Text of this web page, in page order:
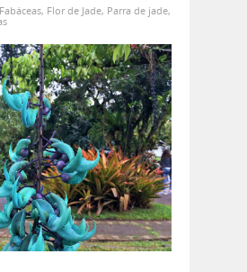
Fabáceas, Flor de Jade, Parra de jade,